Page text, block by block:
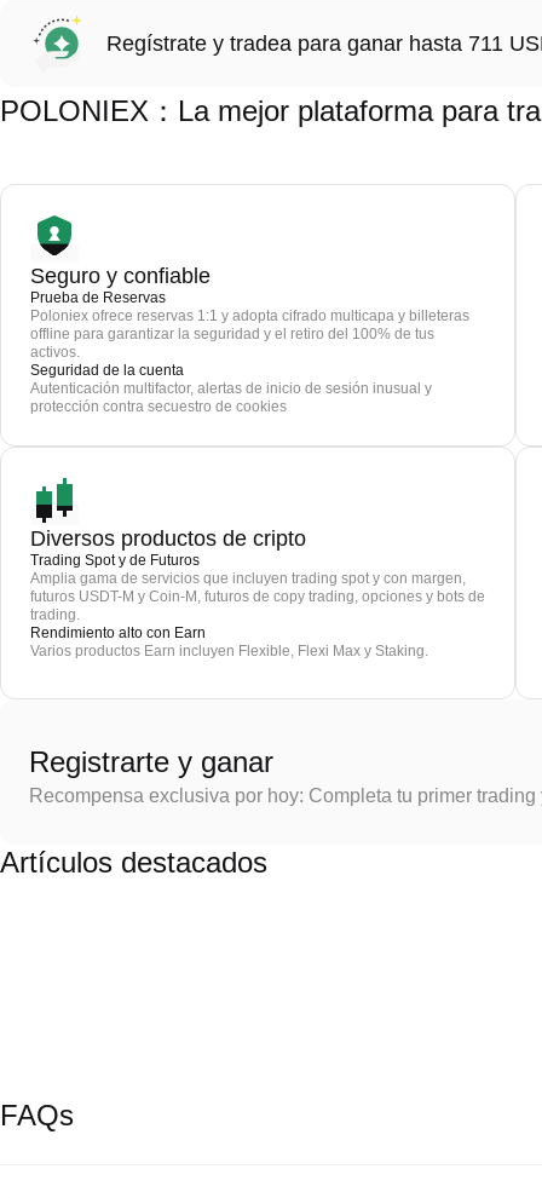
Regístrate y tradea para ganar hasta 711
POLONIEX：La mejor plataforma para
Seguro y confiable
Prueba de Reservas
Poloniex ofrece reservas 1:1 y adopta cifrado multicapa y billeteras
offline para garantizar la seguridad y el retiro del 100% de tus
activos.
Seguridad de la cuenta
Autenticación multifactor, alertas de inicio de sesión inusual y
protección contra secuestro de cookies
Diversos productos de cripto
Trading Spot y de Futuros
Amplia gama de servicios que incluyen trading spot y con margen,
futuros USDT-M y Coin-M, futuros de copy trading, opciones y bots de
trading.
Rendimiento alto con Earn
Varios productos Earn incluyen Flexible, Flexi Max y Staking.
Registrarte y ganar
Recompensa exclusiva por hoy: Completa tu primer
Artículos destacados
FAQs